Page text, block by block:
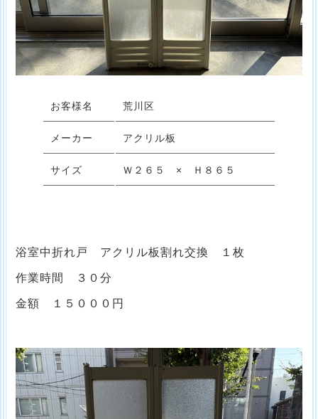
お客様名 荒川区
メーカー アクリル板
サイズ Ｗ２６５ × Ｈ８６５
浴室中折れ戸 アクリル板割れ交換 １枚
作業時間 ３０分
金額 １５０００円